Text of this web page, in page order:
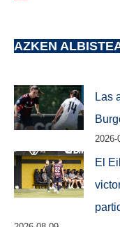
AZKEN
Las
2026-
El